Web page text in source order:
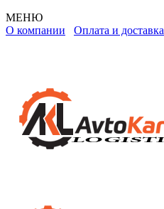
МЕНЮ
О компании Оплата и доставка